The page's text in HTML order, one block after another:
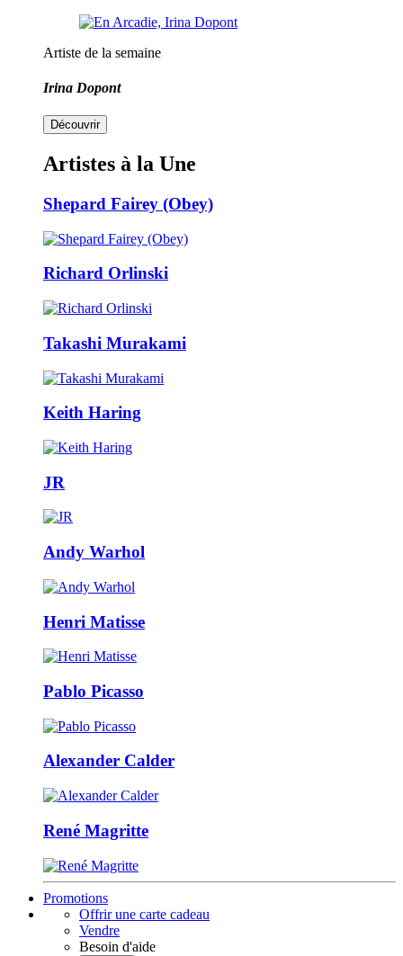
Artiste de la semaine
Irina Dopont
Découvrir
Artistes à la Une
Shepard Fairey (Obey)
Richard Orlinski
Takashi Murakami
Keith Haring
JR
Andy Warhol
Henri Matisse
Pablo Picasso
Alexander Calder
René Magritte
Promotions
Offrir une carte cadeau
Vendre
Besoin d'aide